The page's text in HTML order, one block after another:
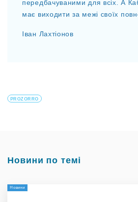
передбачуваними для всіх. А
має виходити за межі своїх
Іван Лахтіонов
PROZORRO
Новини по темі
Новини